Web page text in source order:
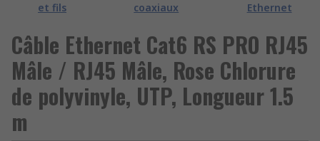
et fils
coaxiaux
Ethernet
Câble Ethernet Cat6 RS PRO RJ45
Mâle / RJ45 Mâle, Rose Chlorure
de polyvinyle, UTP, Longueur 1.5
m